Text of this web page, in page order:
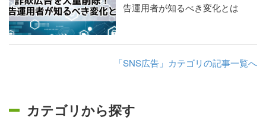
告運用者が知るべき変化とは
「SNS広告」カテゴリの記事一覧へ
カテゴリから探す